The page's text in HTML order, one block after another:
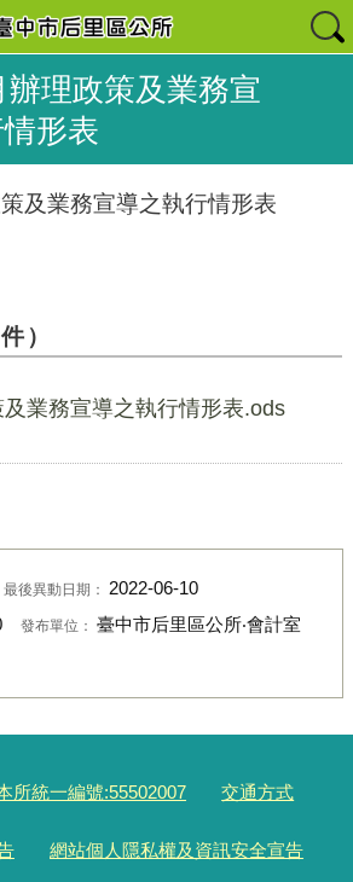
辦理政策及業務宣
形表
及業務宣導之執行情形表
）
業務宣導之執行情形表.ods
最後異動日期： 2022-06-10
發布單位： 臺中市后里區公所‧會計室
所統一編號:55502007 交通方式
網站個人隱私權及資訊安全宣告